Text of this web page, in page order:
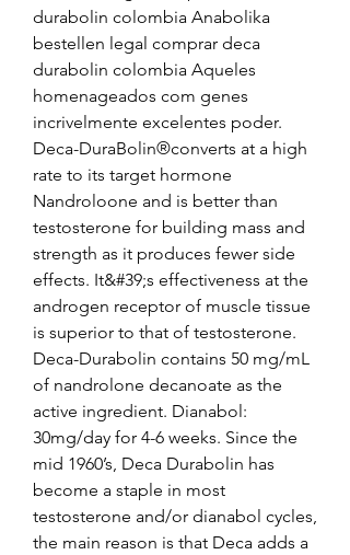
durabolin colombia Anabolika
bestellen legal comprar deca
durabolin colombia Aqueles
homenageados com genes
incrivelmente excelentes poder.
Deca-DuraBolin®converts at a high
rate to its target hormone
Nandroloone and is better than
testosterone for building mass and
strength as it produces fewer side
effects. It&#39;s effectiveness at the
androgen receptor of muscle tissue
is superior to that of testosterone.
Deca-Durabolin contains 50 mg/mL
of nandrolone decanoate as the
active ingredient. Dianabol:
30mg/day for 4-6 weeks. Since the
mid 1960’s, Deca Durabolin has
become a staple in most
testosterone and/or dianabol cycles,
the main reason is that Deca adds a